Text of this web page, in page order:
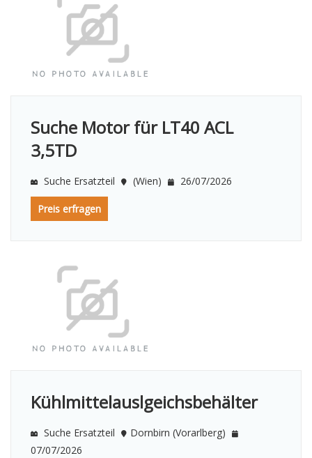
Suche Motor für LT40 ACL
3,5TD
Suche Ersatzteil (Wien) 26/07/2026
Preis erfragen
Kühlmittelauslgeichsbehälter
Suche Ersatzteil
Dornbirn (Vorarlberg)
07/07/2026